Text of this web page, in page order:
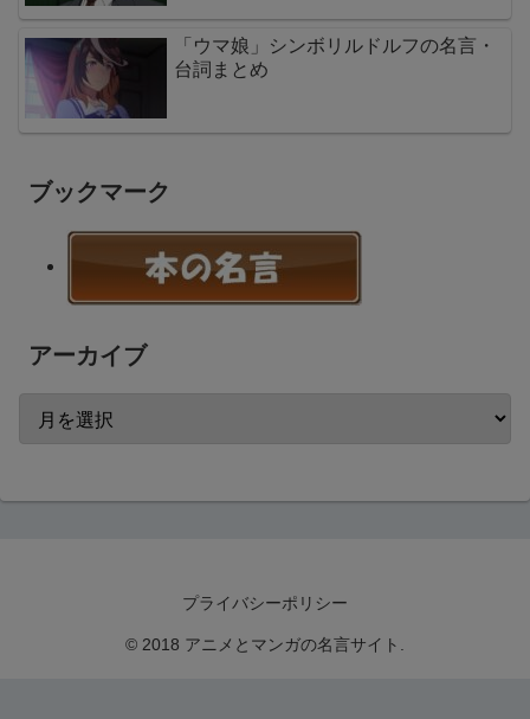
「ウマ娘」シンボリルドルフの名言・
台詞まとめ
ブックマーク
アーカイブ
プライバシーポリシー
© 2018 アニメとマンガの名言サイト.